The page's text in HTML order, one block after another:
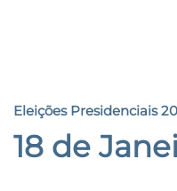
Eleições Presidenciais
18 de